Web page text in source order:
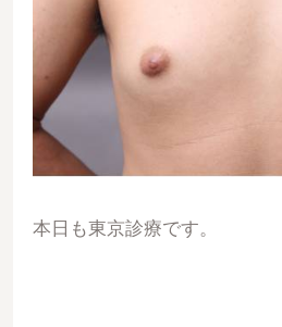
本日も東京診療です。